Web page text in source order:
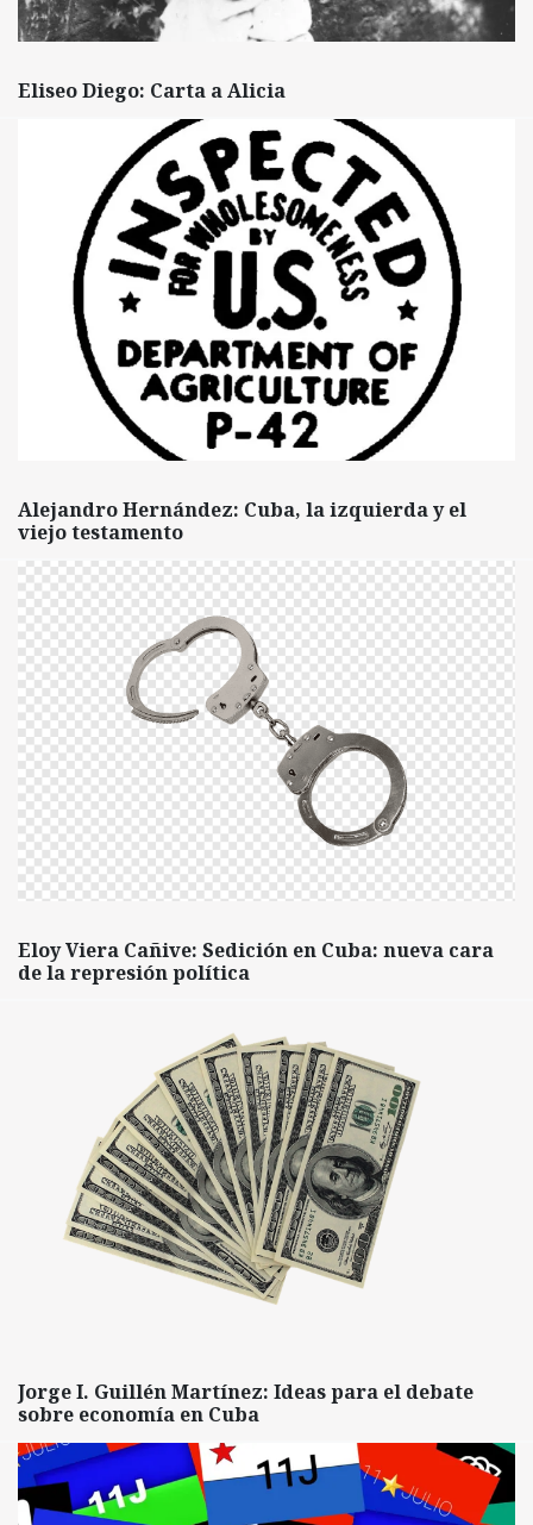
Eliseo Diego: Carta a Alicia
Alejandro Hernández: Cuba, la izquierda y el
viejo testamento
Eloy Viera Cañive: Sedición en Cuba: nueva cara
de la represión política
Jorge I. Guillén Martínez: Ideas para el debate
sobre economía en Cuba